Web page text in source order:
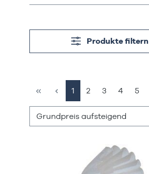
Produkte filtern
Seite
1 Seite
2 Seite
3 Seite
4 Seite
5